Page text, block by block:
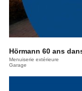
Hörmann 60 ans
Menuiserie extérieure
Garage